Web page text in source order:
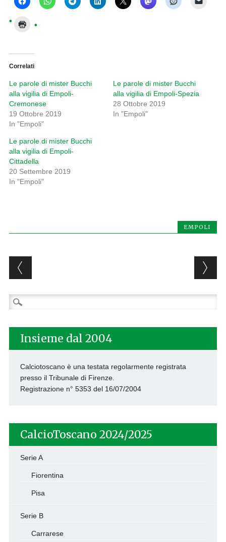
Correlati
Le parole di mister Bucchi
alla vigilia di Empoli-
Cremonese
19 Ottobre 2019
In "Empoli"
Le parole di mister Bucchi
alla vigilia di Empoli-Spezia
28 Ottobre 2019
In "Empoli"
Le parole di mister Bucchi
alla vigilia di Empoli-
Cittadella
20 Settembre 2019
In "Empoli"
EMPOLI
Post navigation
Ricerca
per:
Insieme dal 2004
Calciotoscano è una testata regolarmente registrata
presso il Tribunale di Firenze.
Registrazione n° 5353 del 16/07/2004
CalcioToscano 2024/2025
Serie A
Fiorentina
Pisa
Serie B
Carrarese